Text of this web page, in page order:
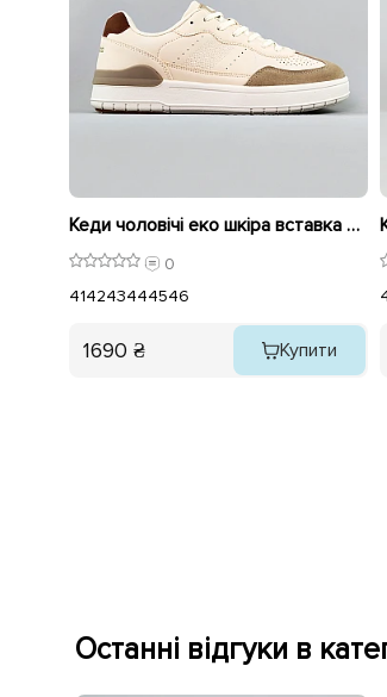
Кеди чоловічі еко шкіра вставка замш 594887 Бежеві
0
414243444546
1690 ₴ Купити
Останні відгуки в